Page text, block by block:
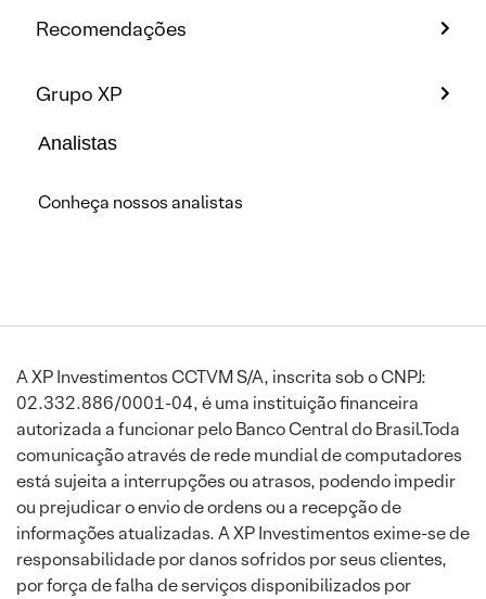
Recomendações
Grupo XP
Analistas
Conheça nossos analistas
A XP Investimentos CCTVM S/A, inscrita sob o CNPJ:
02.332.886/0001-04, é uma instituição financeira
autorizada a funcionar pelo Banco Central do Brasil.Toda
comunicação através de rede mundial de computadores
está sujeita a interrupções ou atrasos, podendo impedir
ou prejudicar o envio de ordens ou a recepção de
informações atualizadas. A XP Investimentos exime-se de
responsabilidade por danos sofridos por seus clientes,
por força de falha de serviços disponibilizados por